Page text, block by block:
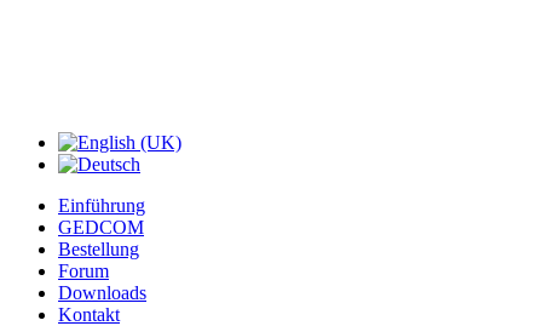
Einführung
GEDCOM
Bestellung
Forum
Downloads
Kontakt